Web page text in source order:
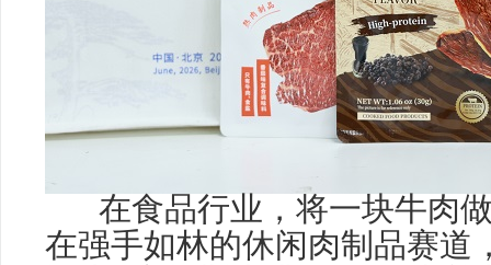
在食品行业，将一块牛肉做
在强手如林的休闲肉制品赛道